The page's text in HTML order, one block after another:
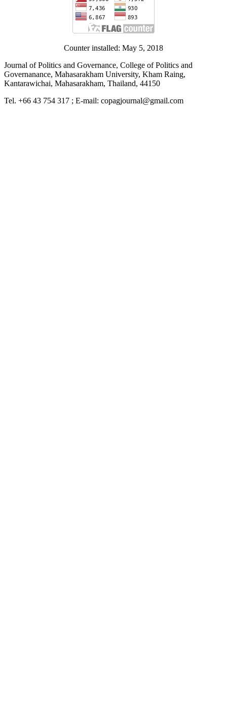
Counter installed: May 5, 2018
Journal of Politics and Governance, College of Politics and
Governanance, Mahasarakham University, Kham Raing,
Kantarawichai, Mahasarakham, Thailand, 44150
Tel. +66 43 754 317 ; E-mail: copagjournal@gmail.com